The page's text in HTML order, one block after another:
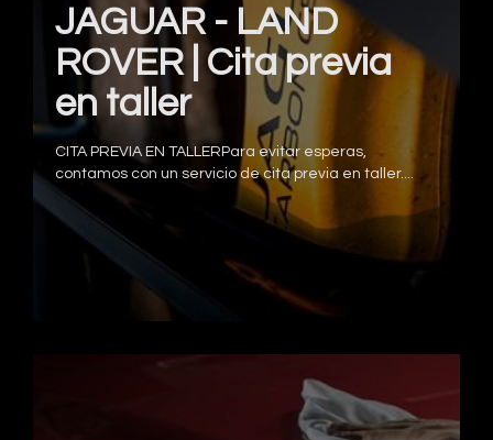
JAGUAR - LAND
ROVER | Cita previa
en taller
CITA PREVIA EN TALLERPara evitar esperas,
contamos con un servicio de cita previa en taller....